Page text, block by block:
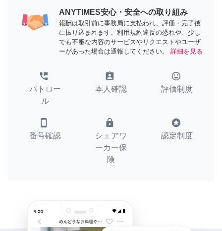
ANYTIMES安心・安全への取り組み
報酬は取引前に事務局に支払われ、評価・完了後
に振り込まれます。利用規約違反の恐れや、少し
でも不審な内容のサービスやリクエストやユーザ
ーがあった場合は通報してください。
詳細を見る
perm_phone_msg
パトロー
ル
assignment_ind
本人確認
tag_faces
評価制度
smartphone
番号確認
lock
シェアワ
ーカー保
険
stars
認定制度